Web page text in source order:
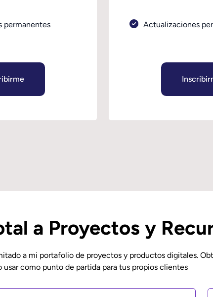
permanentes
a Proyectos y
a mi portafolio de proyectos y productos digitales.
usar como punto de partida para tus propios clientes